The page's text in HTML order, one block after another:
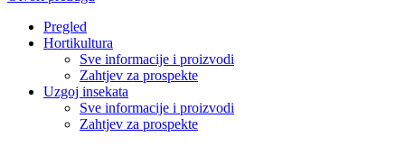
Pregled
Hortikultura
Sve informacije i proizvodi
Zahtjev za prospekte
Uzgoj insekata
Sve informacije i proizvodi
Zahtjev za prospekte